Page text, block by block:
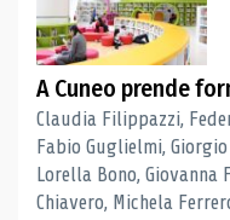
A Cuneo prende
Claudia Filippazzi,
Fabio Guglielmi,
Lorella Bono,
Chiavero, Michela